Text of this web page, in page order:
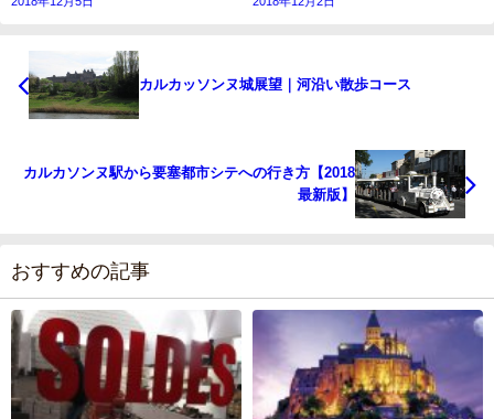
カルカッソンヌ城展望｜河沿い散歩コース
カルカソンヌ駅から要塞都市シテへの行き方【2018
最新版】
おすすめの記事